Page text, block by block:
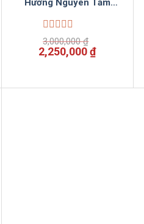
Hương Nguyên Tấm
Được
xếp
hạng
sao
3,000,000₫
Giá
gốc
2,250,000₫Giá